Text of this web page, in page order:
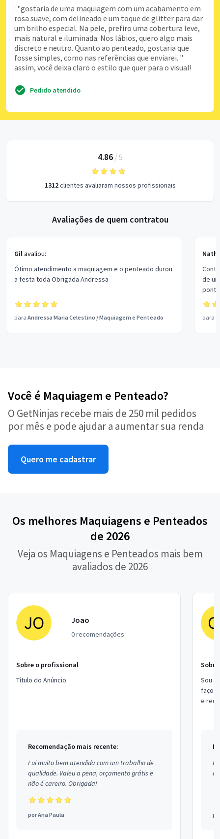
: "gostaria de uma maquiagem com um acabamento em
rosa suave, com delineado e um toque de glitter para dar
um brilho especial. Na pele, prefiro uma cobertura leve,
mais natural e iluminada. Nos lábios, quero algo mais
discreto e neutro. Quanto ao penteado, gostaria que
fosse simples, como nas referências que enviarei. "
assim, você deixa claro o estilo que quer para o visual!
Pedido atendido
4.86/ 5
1312clientes avaliaram nossos profissionais
Avaliações de quem contratou
Gilavaliou:
Ótimo atendimento a maquiagem e o penteado durou
a festa toda Obrigada Andressa
para Andressa Maria Celestino /Maquiagem e Penteado
de
para
Você é Maquiagem e Penteado?
O GetNinjas recebe mais de 250 mil pedidos
por mês e pode ajudar a aumentar sua renda
Quero me cadastrar
Os melhores Maquiagens e Penteados
de 2026
Veja os Maquiagens e Penteados mais bem
avaliados de 2026
Joao
0 recomendações
Sobre o profissional
Título do Anúncio
Recomendação mais recente:
Fui muito bem atendida com um trabalho de
qualidade. Valeu a pena, orçamento grátis e
não é careiro. Obrigada!
porAna Paula
Sou
faço
e